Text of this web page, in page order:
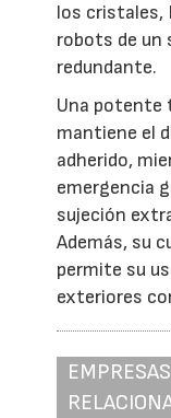
los cristales,
robots de un
redundante.
Una potente
mantiene el
adherido,
emergencia
sujeción
Además, su
permite su
exteriores